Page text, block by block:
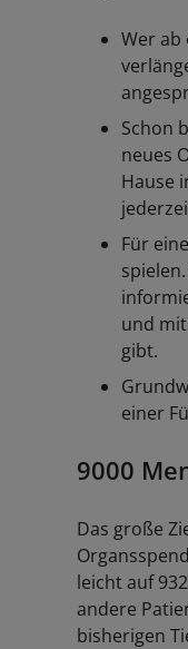
Wer ab
Schon
neues
Hause
Für
und
gibt.
einer
9000
Das große
leicht auf
andere
bisherigen